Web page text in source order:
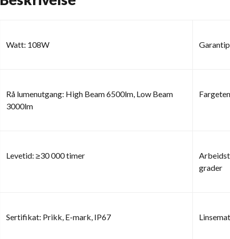
Watt: 108W
Rå lumenutgang: High Beam 6500lm, Low Beam
3000lm
Levetid: ≥30 000 timer
grader
Sertifikat: Prikk, E-mark, IP67